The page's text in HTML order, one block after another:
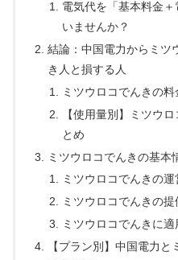
電気代を「基本料金
いませんか？
結論：中国電力からミツ
き人と損する人
ミツウロコでんきの
【使用量別】ミツウ
とめ
ミツウロコでんきの基本
ミツウロコでんきの
ミツウロコでんきの
ミツウロコでんきに
【プラン別】中国電力